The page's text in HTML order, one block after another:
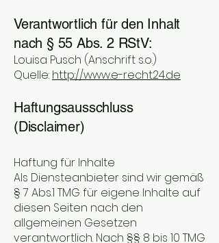
Verantwortlich für den Inhalt
nach § 55 Abs. 2 RStV:
Louisa Pusch (Anschrift s.o.)
Quelle: http://www.e-recht24.de
Haftungsausschluss
(Disclaimer)
Haftung für Inhalte
Als Diensteanbieter sind wir gemäß
§ 7 Abs.1 TMG für eigene Inhalte auf
diesen Seiten nach den
allgemeinen Gesetzen
verantwortlich. Nach §§ 8 bis 10 TMG